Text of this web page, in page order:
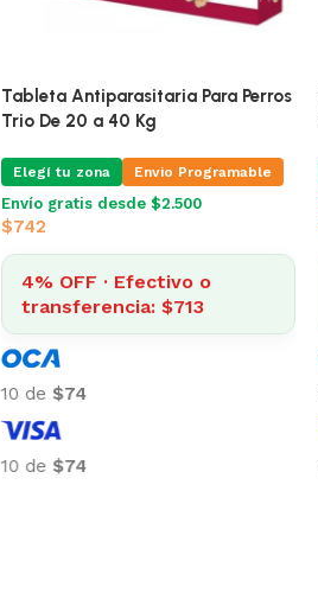
Tableta Antiparasitaria Para Perros
Trio De 40 a 60 Kg
Elegí tu zona Envio Programable
Envío gratis desde $2.500
$837
4% OFF · Efectivo o
transferencia: $803
10 de $84
10 de $84